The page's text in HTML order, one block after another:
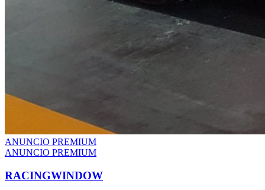
ANUNCIO PREMIUM
ANUNCIO PREMIUM
RACINGWINDOW